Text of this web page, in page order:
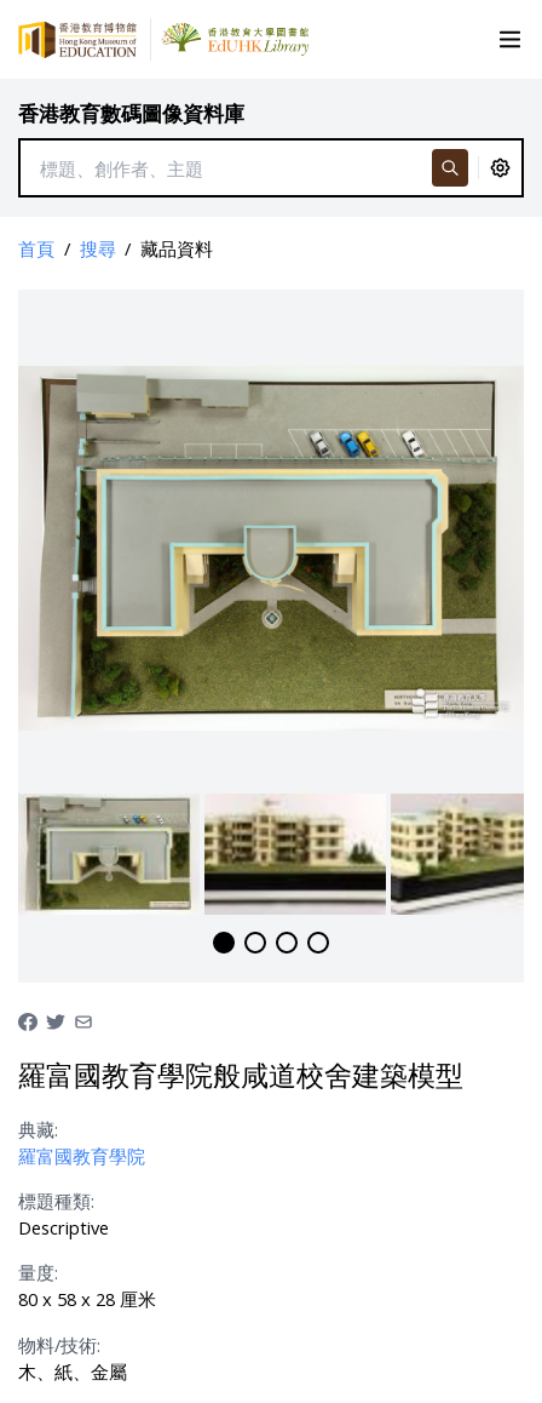
香港教育數碼圖像資料庫
首頁 / 搜尋 / 藏品資料
羅富國教育學院般咸道校舍建築模型
典藏:
羅富國教育學院
標題種類:
Descriptive
量度:
80 x 58 x 28 厘米
物料/技術:
木、紙、金屬